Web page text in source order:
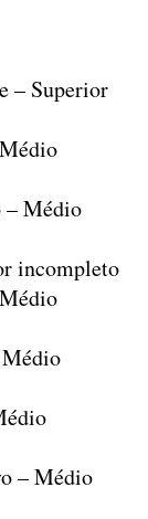
– Superior
– Médio
incompleto
– Médio